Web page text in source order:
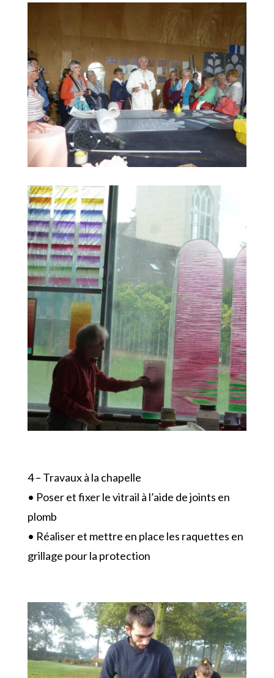
4 – Travaux à la chapelle
• Poser et fixer le vitrail à l’aide de joints en
plomb
• Réaliser et mettre en place les raquettes en
grillage pour la protection